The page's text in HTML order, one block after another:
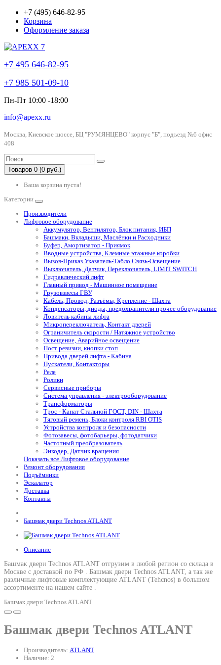
+7 (495) 646-82-95
Корзина
Оформление заказа
+7 495 646-82-95
+7 985 501-09-10
Пн-Пт 10:00 -18:00
info@apexx.ru
Москва, Киевское шоссе, БЦ "РУМЯНЦЕВО" корпус "Б", подъезд №6 офис
408
Товаров 0 (0 руб.)
Ваша корзина пуста!
Категории
Производители
Лифтовое оборудование
Аккумулятор, Вентилятор, Блок питания, ИБП
Башмаки, Вкладыши, Маслёнки и Расходники
Буфер, Амортизатор - Приямок
Вводные устройства, Клемные этажные коробки
Вызов-Приказ Указатель-Табло Связь-Освещение
Выключатель, Датчик, Переключатель, LIMIT SWITCH
Гидравлический лифт
Главный привод - Машинное помещение
Грузовзвесы ГВУ
Кабель, Провод, Разъёмы, Крепление - Шахта
Конденсаторы, диоды, предохранители прочее оборудование
Ловитель кабины лифта
Микропереключатель, Контакт дверей
Ограничитель скорости / Натяжное устройство
Освещение, Аварийное освещение
Пост ревизии, кнопки стоп
Привода дверей лифта - Кабина
Пускатели, Контакторы
Реле
Ролики
Сервисные приборы
Система управления - электрооборудование
Трансформаторы
Трос - Канат Стальной ГОСТ, DIN - Шахта
Тяговый ремень, Блоки контроля RBI OTIS
Устройства контроля и безопасности
Фотозавесы, фотобарьеры, фотодатчики
Частотный преобразователь
Энкодер, Датчик вращения
Показать все Лифтовое оборудование
Ремонт оборудования
Подъёмники
Эскалатор
Доставка
Контакты
Башмак двери Technos ATLANT
Описание
Башмак двери Technos ATLANT отгрузим в любой регион со склада в
Москве с доставкой по РФ . Башмак двери Technos ATLANT, а так же
различные лифтовые комплектующие ATLANT (Tehcnos) в большом
ассортименте на нашем сайте .
Башмак двери Technos ATLANT
Башмак двери Technos ATLANT
Производитель: ATLANT
Наличие: 2